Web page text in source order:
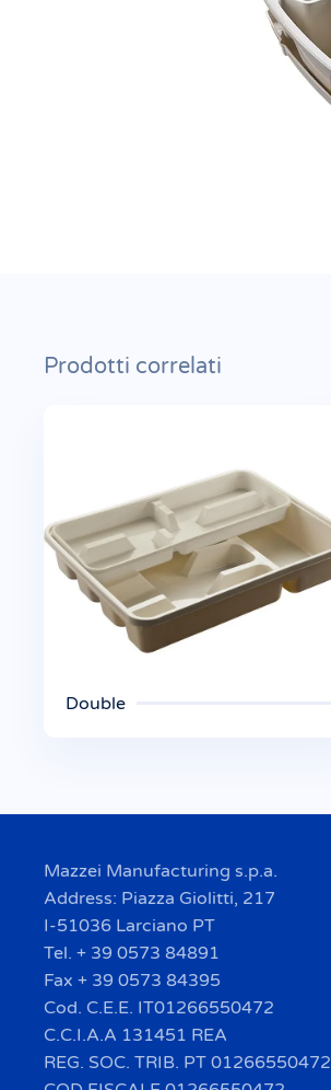
Prodotti correlati
Double
Mazzei Manufacturing s.p.a.
Address: Piazza Giolitti, 217
I-51036 Larciano PT
Tel. + 39 0573 84891
Fax + 39 0573 84395
Cod. C.E.E. IT01266550472
C.C.I.A.A 131451 REA
REG. SOC. TRIB. PT 01266550472